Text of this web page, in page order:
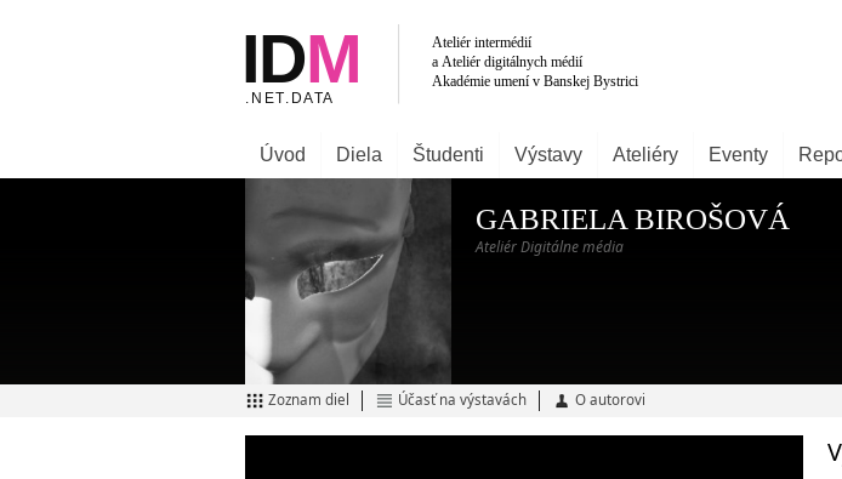
Úvod Diela Študenti Výstavy Ateliéry Eventy
GABRIELA BIROŠOVÁ
Ateliér Digitálne média
Zoznam diel Účasť na výstavách O autorovi